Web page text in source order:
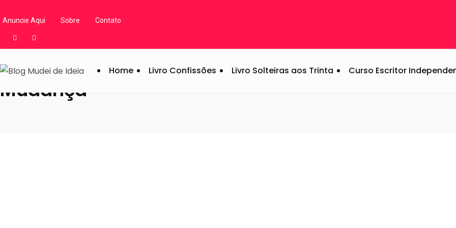
Anuncie Aqui Sobre Contato
Home Livro Confissões Livro Solteiras aos Trinta Curso Escritor
Blog Mudei de Ideia / Artigos
Mudança